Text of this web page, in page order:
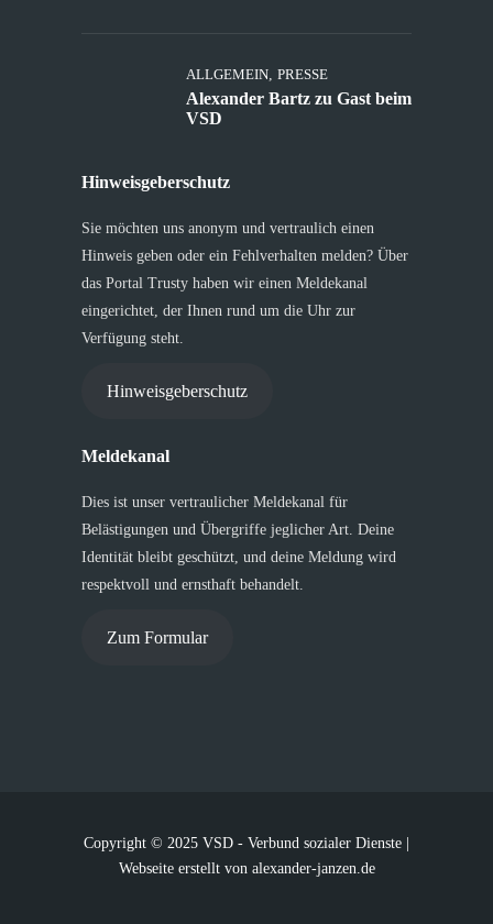
ALLGEMEIN, PRESSE
Alexander Bartz zu Gast beim
VSD
Hinweisgeberschutz
Sie möchten uns anonym und vertraulich einen
Hinweis geben oder ein Fehlverhalten melden? Über
das Portal Trusty haben wir einen Meldekanal
eingerichtet, der Ihnen rund um die Uhr zur
Verfügung steht.
Hinweisgeberschutz
Meldekanal
Dies ist unser vertraulicher Meldekanal für
Belästigungen und Übergriffe jeglicher Art. Deine
Identität bleibt geschützt, und deine Meldung wird
respektvoll und ernsthaft behandelt.
Zum Formular
Copyright © 2025 VSD - Verbund sozialer Dienste |
Webseite erstellt von alexander-janzen.de